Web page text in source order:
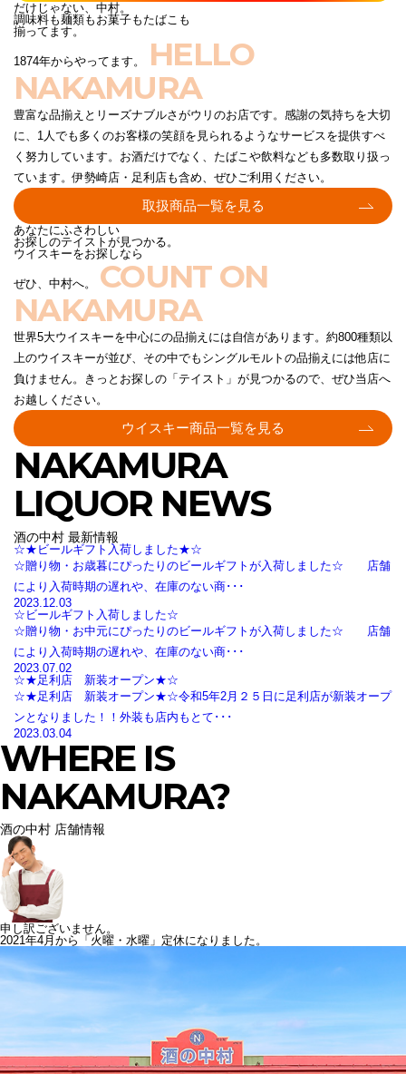
だけじゃない、中村。
調味料も麺類もお菓子もたばこも
揃ってます。
1874年からやってます。
HELLO
NAKAMURA
豊富な品揃えとリーズナブルさがウリのお店です。感謝の気持ちを大切
に、1人でも多くのお客様の笑顔を見られるようなサービスを提供すべ
く努力しています。お酒だけでなく、たばこや飲料なども多数取り扱っ
ています。伊勢崎店・足利店も含め、ぜひご利用ください。
取扱商品一覧を見る
あなたにふさわしい
お探しのテイストが見つかる。
ウイスキーをお探しなら
ぜひ、中村へ。 COUNT ON
NAKAMURA
世界5大ウイスキーを中心にの品揃えには自信があります。約800種類以
上のウイスキーが並び、その中でもシングルモルトの品揃えには他店に
負けません。きっとお探しの「テイスト」が見つかるので、ぜひ当店へ
お越しください。
ウイスキー商品一覧を見る
NAKAMURA
LIQUOR NEWS
酒の中村 最新情報
☆★ビールギフト入荷しました★☆
☆贈り物・お歳暮にぴったりのビールギフトが入荷しました☆ 店舗
により入荷時期の遅れや、在庫のない商･･･
2023.12.03
☆ビールギフト入荷しました☆
☆贈り物・お中元にぴったりのビールギフトが入荷しました☆ 店舗
により入荷時期の遅れや、在庫のない商･･･
2023.07.02
☆★足利店 新装オープン★☆
☆★足利店 新装オープン★☆令和5年2月２５日に足利店が新装オープ
ンとなりました！！外装も店内もとて･･･
2023.03.04
WHERE IS
NAKAMURA?
酒の中村 店舗情報
申し訳ございません。
2021年4月から「火曜・水曜」定休になりました。